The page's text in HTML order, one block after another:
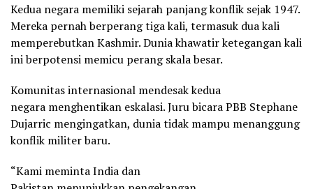
Kedua negara memiliki sejarah panjang konflik sejak 1947.
Mereka pernah berperang tiga kali, termasuk dua kali
memperebutkan Kashmir. Dunia khawatir ketegangan kali
ini berpotensi memicu perang skala besar.
Komunitas internasional mendesak kedua
negara menghentikan eskalasi. Juru bicara PBB Stephane
Dujarric mengingatkan, dunia tidak mampu menanggung
konflik militer baru.
“Kami meminta India dan